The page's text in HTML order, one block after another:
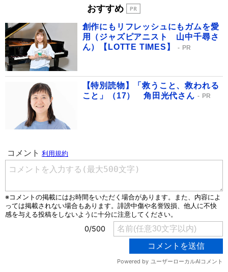
おすすめ
創作にもリフレッシュにもガムを愛
用（ジャズピアニスト 山中千尋さ
ん）【LOTTE TIMES】
PR
【特別読物】「救うこと、救われる
こと」（17） 角田光代さん
PR